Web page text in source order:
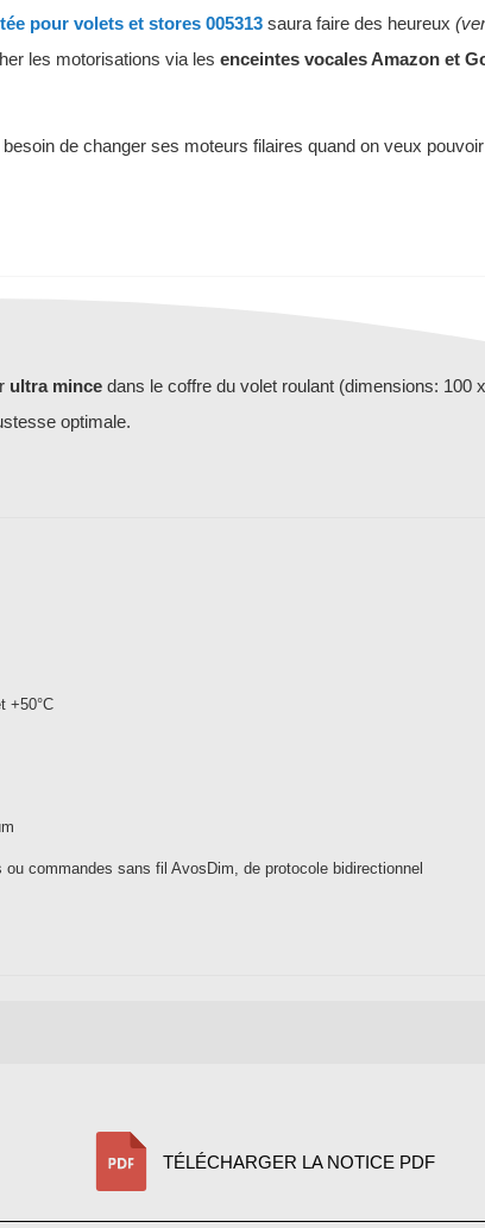
pour volets et stores 005313 saura faire des heureux
les motorisations via les enceintes vocales Amazon et
besoin de changer ses moteurs filaires quand on veux
ultra mince dans le coffre du volet roulant (dimensions: 100
optimale.
+50°C
commandes sans fil AvosDim, de protocole bidirectionnel
TÉLÉCHARGER LA NOTICE PDF